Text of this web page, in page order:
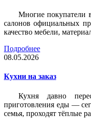
Многие покупатели
салонов официальных
качество мебели,
Подробнее
08.05.2026
Кухни на заказ
Кухня давно
приготовления еды —
семья, проходят тёплые